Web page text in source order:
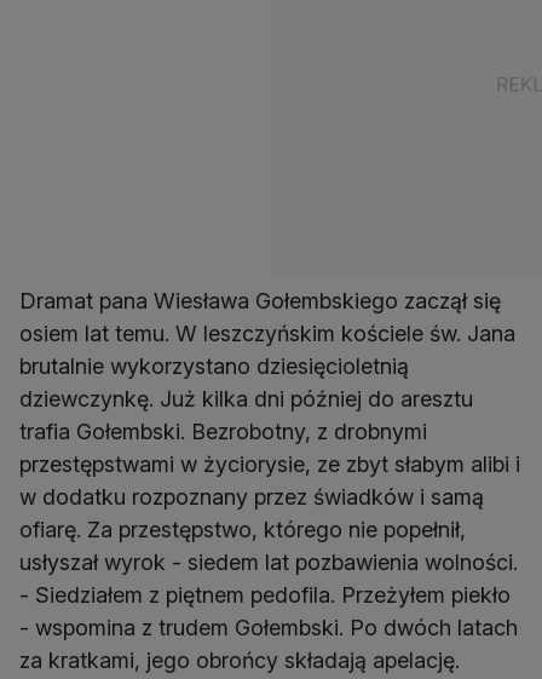
Dramat pana Wiesława Gołembskiego zaczął się
osiem lat temu. W leszczyńskim kościele św. Jana
brutalnie wykorzystano dziesięcioletnią
dziewczynkę. Już kilka dni później do aresztu
trafia Gołembski. Bezrobotny, z drobnymi
przestępstwami w życiorysie, ze zbyt słabym alibi i
w dodatku rozpoznany przez świadków i samą
ofiarę. Za przestępstwo, którego nie popełnił,
usłyszał wyrok - siedem lat pozbawienia wolności.
- Siedziałem z piętnem pedofila. Przeżyłem piekło
- wspomina z trudem Gołembski. Po dwóch latach
za kratkami, jego obrońcy składają apelację.